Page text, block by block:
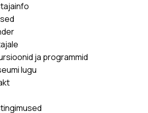
ja programmid
lugu